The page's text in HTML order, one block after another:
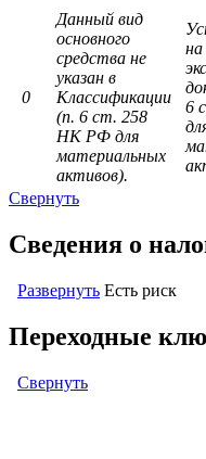
0
Данный вид
основного
средства не
указан в
Классификации
(п. 6 ст. 258
НК РФ для
материальных
активов).
на
6
Свернуть
Сведения о
Развернуть Есть риск
Переходные
Свернуть